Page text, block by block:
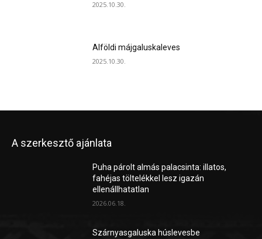
2025.10.30.
Alföldi májgaluskaleves
2025.10.30.
A szerkesztő ajánlata
Puha párolt almás palacsinta: illatos,
fahéjas töltelékkel lesz igazán
ellenállhatatlan
2026.06.18.
Szárnyasgaluska húslevesbe